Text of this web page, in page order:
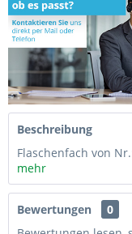
Beschreibung
Flaschenfach von
mehr
Bewertungen
0